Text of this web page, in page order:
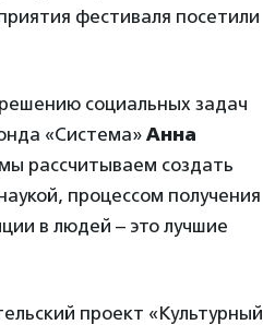
фестиваля посетили
социальных задач
«Система» Анна
рассчитываем создать
процессом получения
в людей – это лучшие
проект «Культурный